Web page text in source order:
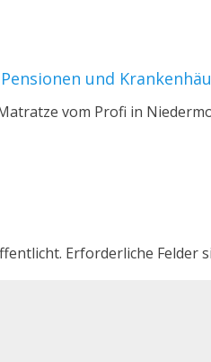
und
vom Profi in
Erforderliche Felder